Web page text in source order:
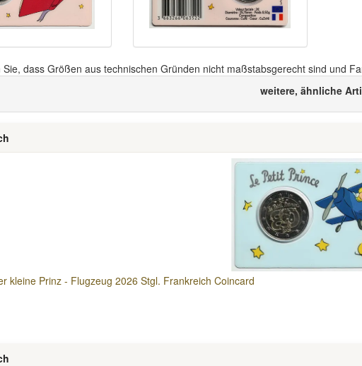
Sie, dass Größen aus technischen Gründen nicht maßstabsgerecht sind und
weitere, ähnliche
kleine Prinz - Flugzeug 2026 Stgl. Frankreich Coincard